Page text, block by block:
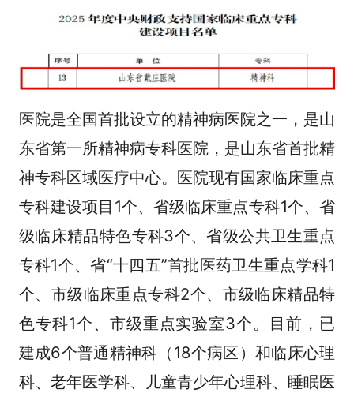
医院是全国首批设立的精神病医院之一，是山
东省第一所精神病专科医院，是山东省首批精
神专科区域医疗中心。医院现有国家临床重点
专科建设项目1个、省级临床重点专科1个、省
级临床精品特色专科3个、省级公共卫生重点
专科1个、省“十四五”首批医药卫生重点学科1
个、市级临床重点专科2个、市级临床精品特
色专科1个、市级重点实验室3个。目前，已
建成6个普通精神科（18个病区）和临床心理
科、老年医学科、儿童青少年心理科、睡眠医